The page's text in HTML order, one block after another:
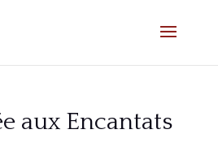
aux Encantats